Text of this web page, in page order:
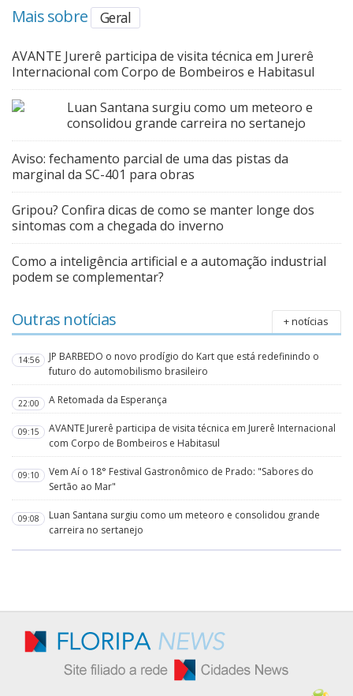
Mais sobre Geral
AVANTE Jurerê participa de visita técnica em Jurerê
Internacional com Corpo de Bombeiros e Habitasul
Luan Santana surgiu como um meteoro e
consolidou grande carreira no sertanejo
Aviso: fechamento parcial de uma das pistas da
marginal da SC-401 para obras
Gripou? Confira dicas de como se manter longe dos
sintomas com a chegada do inverno
Como a inteligência artificial e a automação industrial
podem se complementar?
Outras notícias + notícias
14:56
JP BARBEDO o novo prodígio do Kart que está redefinindo o
futuro do automobilismo brasileiro
22:00 A Retomada da Esperança
09:15
AVANTE Jurerê participa de visita técnica em Jurerê Internacional
com Corpo de Bombeiros e Habitasul
09:10
Vem Aí o 18° Festival Gastronômico de Prado: "Sabores do
Sertão ao Mar"
09:08
Luan Santana surgiu como um meteoro e consolidou grande
carreira no sertanejo